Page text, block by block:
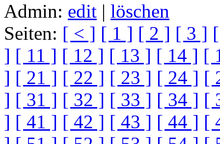
Admin: edit | löschen
Seiten: [ < ] [ 1 ] [ 2 ] [ 3 ]
] [ 11 ] [ 12 ] [ 13 ] [ 14 ] [
] [ 21 ] [ 22 ] [ 23 ] [ 24 ] [
] [ 31 ] [ 32 ] [ 33 ] [ 34 ] [
] [ 41 ] [ 42 ] [ 43 ] [ 44 ] [